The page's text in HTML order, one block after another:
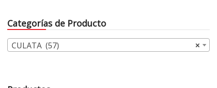
Categorías de Producto
×
CULATA (57)